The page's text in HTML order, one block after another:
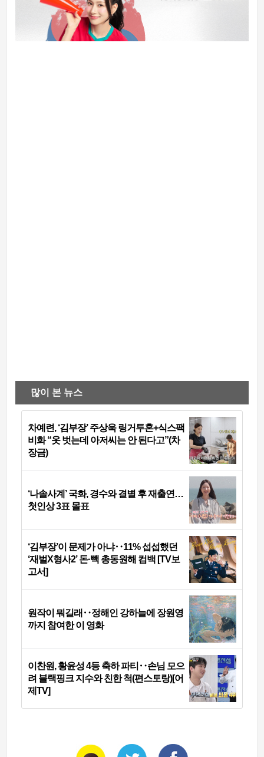
많이 본 뉴스
차예련, ‘김부장’ 주상욱 링거투혼+식스팩
비화 “옷 벗는데 아저씨는 안 된다고”(차
장금)
‘나솔사계’ 국화, 경수와 결별 후 재출연…
첫인상 3표 몰표
‘김부장’이 문제가 아냐‥11% 섭섭했던
‘재벌X형사2’ 돈·빽 총동원해 컴백 [TV보
고서]
원작이 뭐길래‥정해인 강하늘에 장원영
까지 참여한 이 영화
이찬원, 황윤성 4등 축하 파티‥손님 모으
려 블랙핑크 지수와 친한 척(편스토랑)[어
제TV]